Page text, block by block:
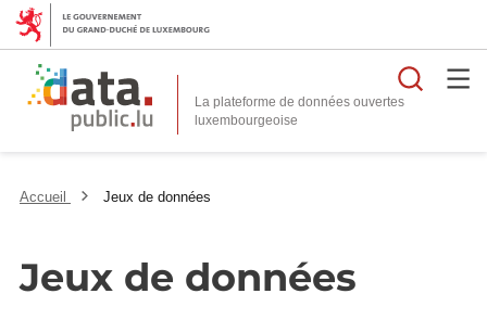
La plateforme de données ouvertes
Accueil Jeux de données
Jeux de données